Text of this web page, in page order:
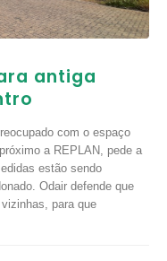
antiga
com o espaço
a REPLAN, pede a
estão sendo
Odair defende que
para que